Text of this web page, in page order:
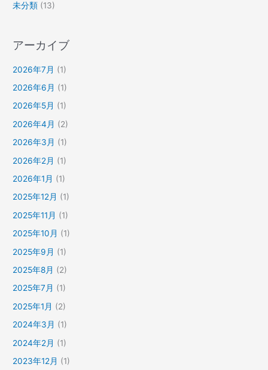
未分類 (13)
アーカイブ
2026年7月 (1)
2026年6月 (1)
2026年5月 (1)
2026年4月 (2)
2026年3月 (1)
2026年2月 (1)
2026年1月 (1)
2025年12月 (1)
2025年11月 (1)
2025年10月 (1)
2025年9月 (1)
2025年8月 (2)
2025年7月 (1)
2025年1月 (2)
2024年3月 (1)
2024年2月 (1)
2023年12月 (1)